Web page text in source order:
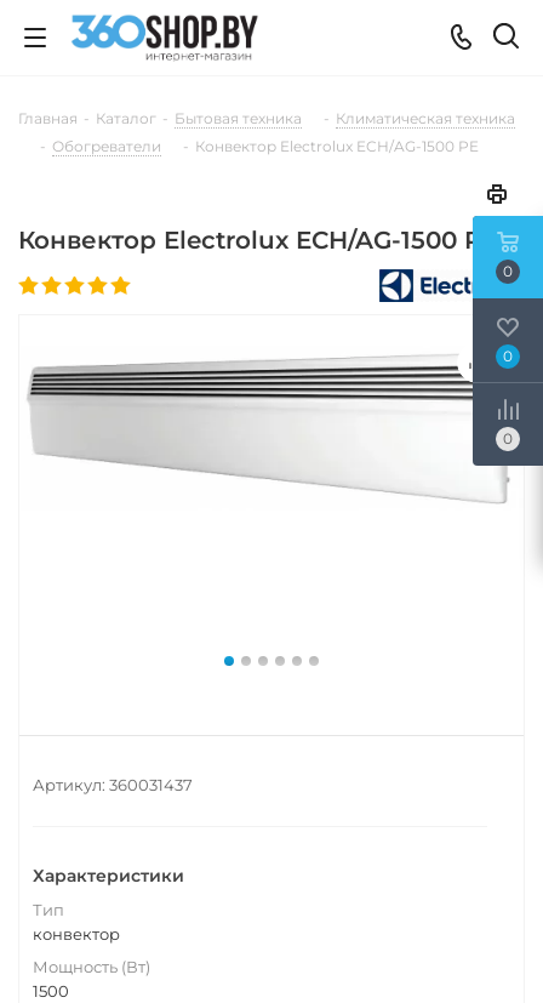
Главная - Каталог - Бытовая техника - Климатическая техника
- Обогреватели - Конвектор Electrolux ECH/AG-1500 PE
Конвектор Electrolux ECH/AG-1500 PE
Артикул: 360031437
Характеристики
Тип
конвектор
Мощность (Вт)
1500
0
0
0